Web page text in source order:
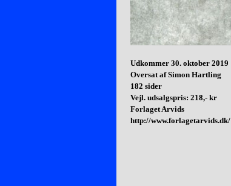
Udkommer 30. oktober 2019
Oversat af Simon Hartling
182 sider
Vejl. udsalgspris: 218,- kr
Forlaget Arvids
http://www.forlagetarvids.dk/